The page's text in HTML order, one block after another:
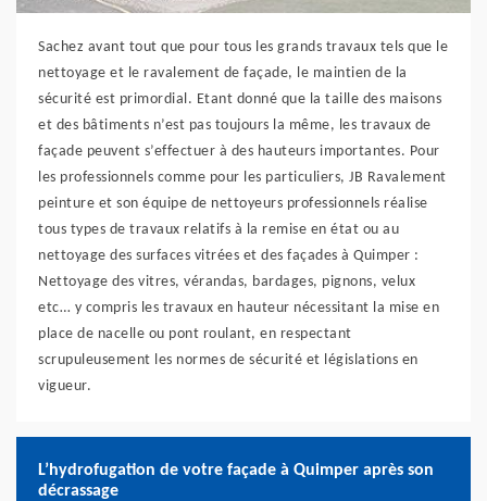
Sachez avant tout que pour tous les grands travaux tels que le
nettoyage et le ravalement de façade, le maintien de la
sécurité est primordial. Etant donné que la taille des maisons
et des bâtiments n’est pas toujours la même, les travaux de
façade peuvent s’effectuer à des hauteurs importantes. Pour
les professionnels comme pour les particuliers, JB Ravalement
peinture et son équipe de nettoyeurs professionnels réalise
tous types de travaux relatifs à la remise en état ou au
nettoyage des surfaces vitrées et des façades à Quimper :
Nettoyage des vitres, vérandas, bardages, pignons, velux
etc… y compris les travaux en hauteur nécessitant la mise en
place de nacelle ou pont roulant, en respectant
scrupuleusement les normes de sécurité et législations en
vigueur.
L’hydrofugation de votre façade à Quimper après son
décrassage